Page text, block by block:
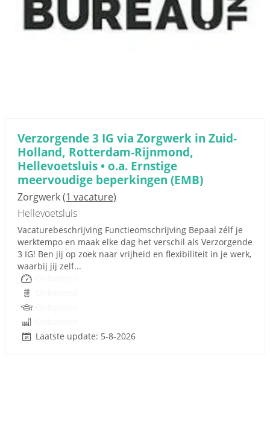
Verzorgende 3 IG via Zorgwerk in Zuid-
Holland, Rotterdam-Rijnmond,
Hellevoetsluis • o.a. Ernstige
meervoudige beperkingen (EMB)
Zorgwerk(1 vacature)
Hellevoetsluis
Vacaturebeschrijving Functieomschrijving Bepaal zélf je
werktempo en maak elke dag het verschil als Verzorgende
3 IG! Ben jij op zoek naar vrijheid en flexibiliteit in je werk,
waarbij jij zelf...
Laatste update: 5-8-2026